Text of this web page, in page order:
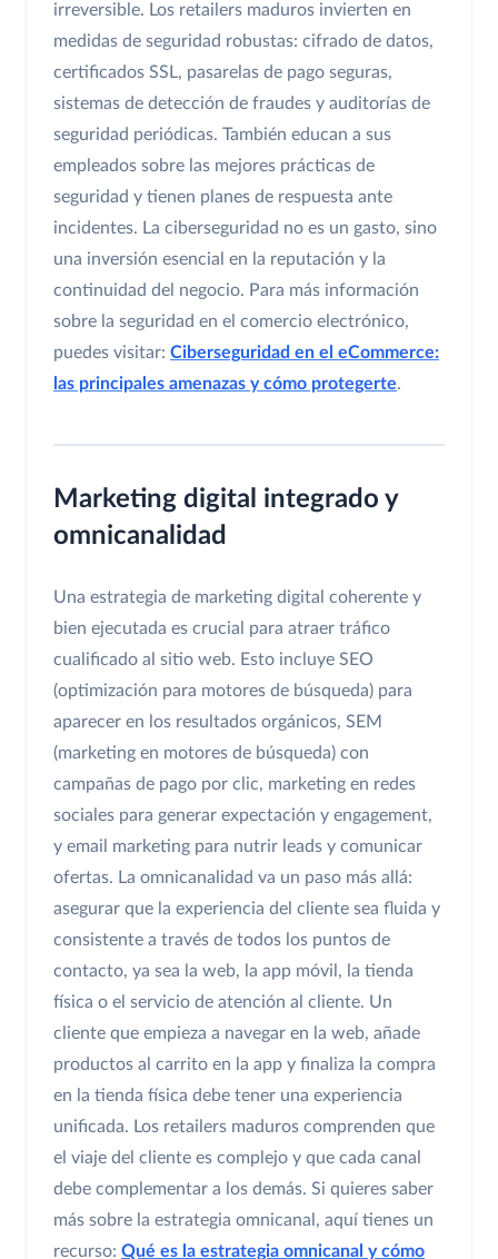
irreversible. Los retailers maduros invierten en
medidas de seguridad robustas: cifrado de datos,
certificados SSL, pasarelas de pago seguras,
sistemas de detección de fraudes y auditorías de
seguridad periódicas. También educan a sus
empleados sobre las mejores prácticas de
seguridad y tienen planes de respuesta ante
incidentes. La ciberseguridad no es un gasto, sino
una inversión esencial en la reputación y la
continuidad del negocio. Para más información
sobre la seguridad en el comercio electrónico,
puedes visitar: Ciberseguridad en el eCommerce:
las principales amenazas y cómo protegerte.
Marketing digital integrado y
omnicanalidad
Una estrategia de marketing digital coherente y
bien ejecutada es crucial para atraer tráfico
cualificado al sitio web. Esto incluye SEO
(optimización para motores de búsqueda) para
aparecer en los resultados orgánicos, SEM
(marketing en motores de búsqueda) con
campañas de pago por clic, marketing en redes
sociales para generar expectación y engagement,
y email marketing para nutrir leads y comunicar
ofertas. La omnicanalidad va un paso más allá:
asegurar que la experiencia del cliente sea fluida y
consistente a través de todos los puntos de
contacto, ya sea la web, la app móvil, la tienda
física o el servicio de atención al cliente. Un
cliente que empieza a navegar en la web, añade
productos al carrito en la app y finaliza la compra
en la tienda física debe tener una experiencia
unificada. Los retailers maduros comprenden que
el viaje del cliente es complejo y que cada canal
debe complementar a los demás. Si quieres saber
más sobre la estrategia omnicanal, aquí tienes un
recurso: Qué es la estrategia omnicanal y cómo